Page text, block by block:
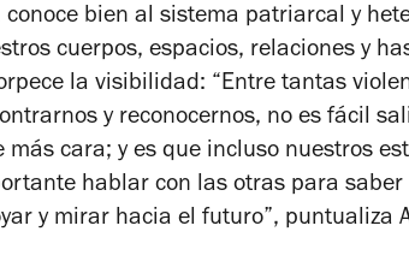
conoce bien al sistema patriarcal y
cuerpos, espacios, relaciones y
la visibilidad: “Entre tantas
y reconocernos, no es fácil
más cara; y es que incluso nuestros
hablar con las otras para
y mirar hacia el futuro”, puntualiza